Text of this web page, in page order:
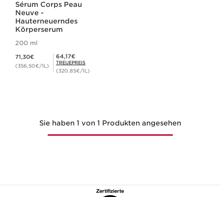
Sérum Corps Peau
Neuve -
Hauterneuerndes
Körperserum
200 ml
71,30€
(356,50€/1L)
Mitgliederpreis 64,17€
64,17€
TREUEPREIS
(320,85€/1L)
Sie haben 1 von 1 Produkten angesehen